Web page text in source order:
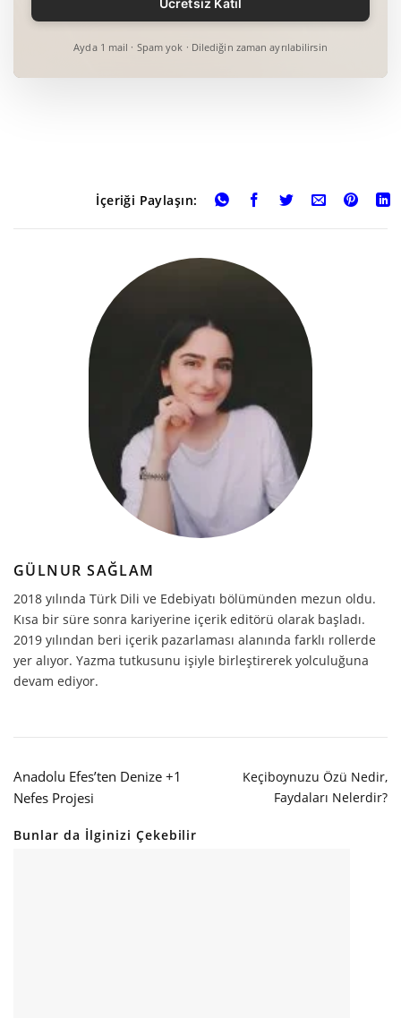
Ayda 1 mail · Spam yok · Dilediğin zaman ayrılabilirsin
İçeriği Paylaşın:
GÜLNUR SAĞLAM
2018 yılında Türk Dili ve Edebiyatı bölümünden mezun oldu.
Kısa bir süre sonra kariyerine içerik editörü olarak başladı.
2019 yılından beri içerik pazarlaması alanında farklı rollerde
yer alıyor. Yazma tutkusunu işiyle birleştirerek yolculuğuna
devam ediyor.
Anadolu Efes’ten Denize +1
Nefes Projesi
Keçiboynuzu Özü Nedir,
Faydaları Nelerdir?
Bunlar da İlginizi Çekebilir